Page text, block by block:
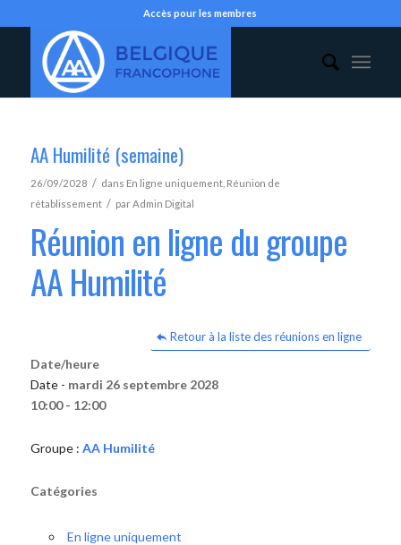
Accès pour les membres
AA Humilité (semaine)
26/09/2028 / dans En ligne uniquement, Réunion de
rétablissement / parAdmin Digital
Réunion en ligne du groupe
AA Humilité
Retour à la liste des réunions en ligne
Date/heure
Date - mardi 26 septembre 2028
10:00 - 12:00
Groupe : AA Humilité
Catégories
En ligne uniquement